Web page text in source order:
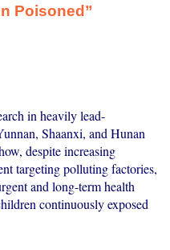
Poisoned”
in heavily lead-
Shaanxi, and Hunan
despite increasing
targeting polluting factories,
and long-term health
continuously exposed